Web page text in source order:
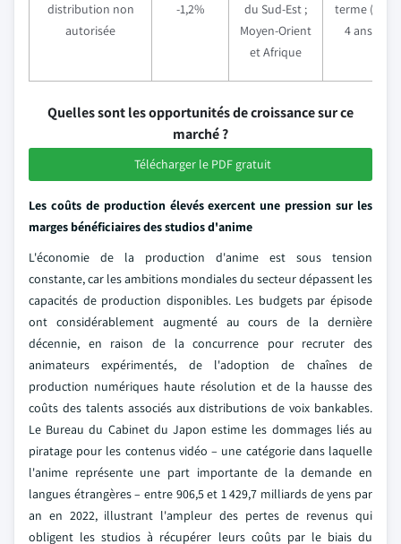
distribution non
autorisée
-1,2%
du Sud-Est ;
Moyen-Orient
et Afrique
terme (2–
4 ans)
Quelles sont les opportunités de croissance sur ce
marché ?
Télécharger le PDF gratuit
Les coûts de production élevés exercent une pression sur les
marges bénéficiaires des studios d'anime
L'économie de la production d'anime est sous tension
constante, car les ambitions mondiales du secteur dépassent les
capacités de production disponibles. Les budgets par épisode
ont considérablement augmenté au cours de la dernière
décennie, en raison de la concurrence pour recruter des
animateurs expérimentés, de l'adoption de chaînes de
production numériques haute résolution et de la hausse des
coûts des talents associés aux distributions de voix bankables.
Le Bureau du Cabinet du Japon estime les dommages liés au
piratage pour les contenus vidéo – une catégorie dans laquelle
l'anime représente une part importante de la demande en
langues étrangères – entre 906,5 et 1 429,7 milliards de yens par
an en 2022, illustrant l'ampleur des pertes de revenus qui
obligent les studios à récupérer leurs coûts par le biais du